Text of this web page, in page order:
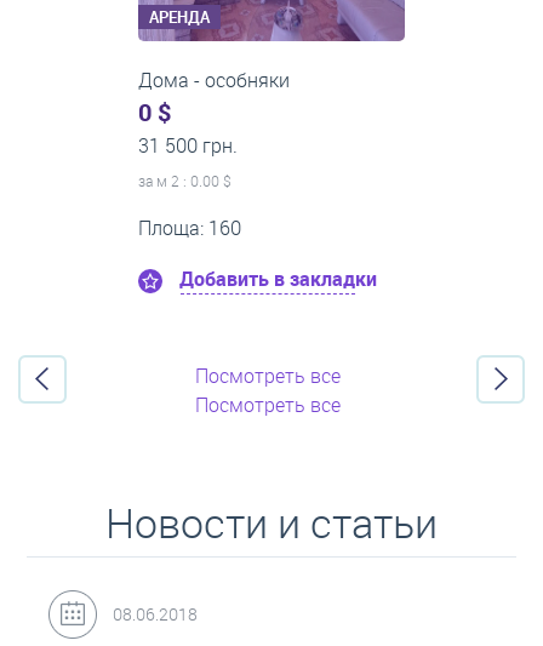
АРЕНДА
1-комнатные квартиры
0 $
21 500 грн.
за м 2 : 0.00 $
Этаж:8
Посмотреть все
Посмотреть все
Новости и статьи
31.05.2018